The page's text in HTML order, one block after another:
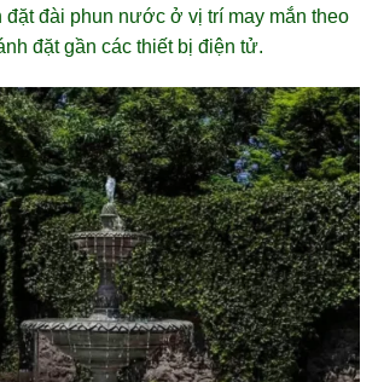
đặt đài phun nước ở vị trí may mắn theo
đặt gần các thiết bị điện tử.